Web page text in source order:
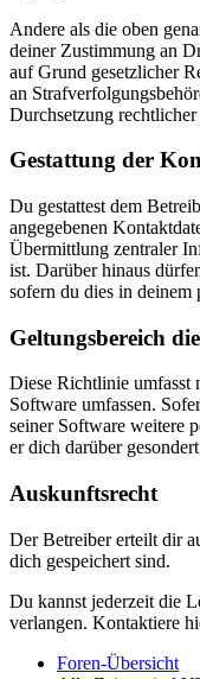
Andere als die oben
deiner Zustimmung an
auf Grund gesetzlicher
an
Durchsetzung
Gestattung der
Du gestattest dem
angegebenen
Übermittlung zentraler
ist. Darüber hinaus
sofern du dies in deinem
Geltungsbereich
Diese Richtlinie umfasst
Software umfassen.
seiner Software weitere
er dich darüber
Auskunftsrecht
Der Betreiber erteilt dir
dich gespeichert sind.
Du kannst jederzeit die
verlangen. Kontaktiere
Foren-Übersicht